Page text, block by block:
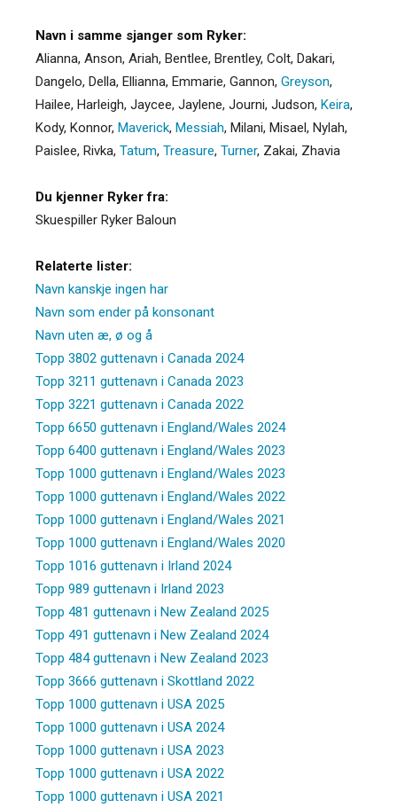
Navn i samme sjanger som Ryker:
Alianna, Anson, Ariah, Bentlee, Brentley, Colt, Dakari,
Dangelo, Della, Ellianna, Emmarie, Gannon, Greyson,
Hailee, Harleigh, Jaycee, Jaylene, Journi, Judson, Keira,
Kody, Konnor, Maverick, Messiah, Milani, Misael, Nylah,
Paislee, Rivka, Tatum, Treasure, Turner, Zakai, Zhavia
Du kjenner Ryker fra:
Skuespiller Ryker Baloun
Relaterte lister:
Navn kanskje ingen har
Navn som ender på konsonant
Navn uten æ, ø og å
Topp 3802 guttenavn i Canada 2024
Topp 3211 guttenavn i Canada 2023
Topp 3221 guttenavn i Canada 2022
Topp 6650 guttenavn i England/Wales 2024
Topp 6400 guttenavn i England/Wales 2023
Topp 1000 guttenavn i England/Wales 2023
Topp 1000 guttenavn i England/Wales 2022
Topp 1000 guttenavn i England/Wales 2021
Topp 1000 guttenavn i England/Wales 2020
Topp 1016 guttenavn i Irland 2024
Topp 989 guttenavn i Irland 2023
Topp 481 guttenavn i New Zealand 2025
Topp 491 guttenavn i New Zealand 2024
Topp 484 guttenavn i New Zealand 2023
Topp 3666 guttenavn i Skottland 2022
Topp 1000 guttenavn i USA 2025
Topp 1000 guttenavn i USA 2024
Topp 1000 guttenavn i USA 2023
Topp 1000 guttenavn i USA 2022
Topp 1000 guttenavn i USA 2021